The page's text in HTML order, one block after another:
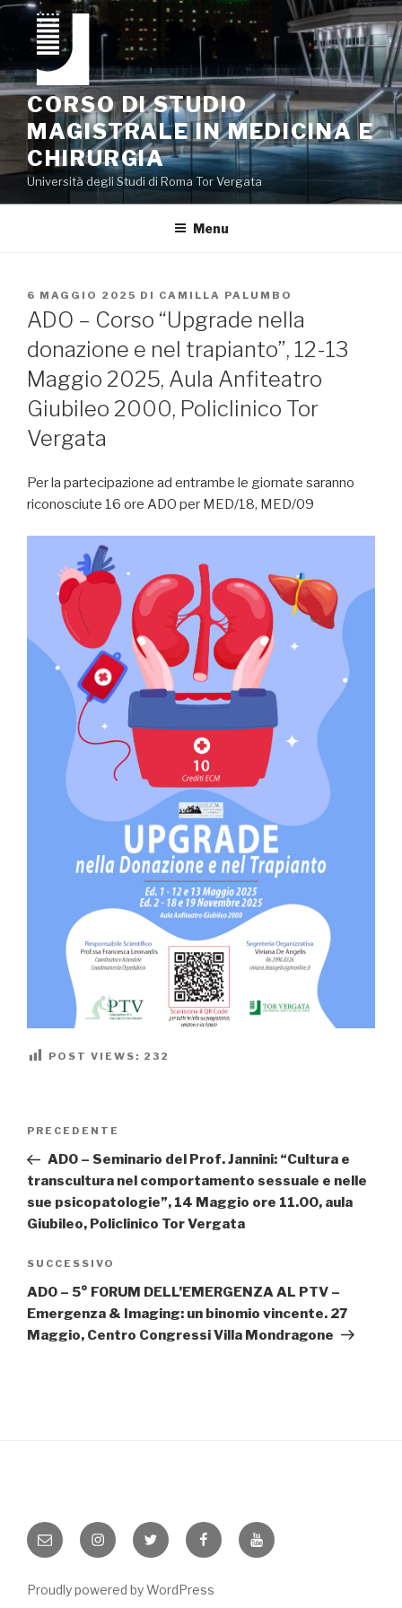
Salta
contenuto
CORSO DI STUDIO
MAGISTRALE IN MEDICINA E
CHIRURGIA
Università degli Studi di Roma Tor Vergata
Menu
PUBBLICATO
IL
6 MAGGIO 2025 DI CAMILLA PALUMBO
ADO – Corso “Upgrade nella
donazione e nel trapianto”, 12-13
Maggio 2025, Aula Anfiteatro
Giubileo 2000, Policlinico Tor
Vergata
Per la partecipazione ad entrambe le giornate saranno
riconosciute 16 ore ADO per MED/18, MED/09
POST VIEWS: 232
Articolo
precedente:
PRECEDENTE
ADO – Seminario del Prof. Jannini: “Cultura e
transcultura nel comportamento sessuale e nelle
sue psicopatologie”, 14 Maggio ore 11.00, aula
Giubileo, Policlinico Tor Vergata
Articolo
successivo
SUCCESSIVO
ADO – 5° FORUM DELL’EMERGENZA AL PTV –
Emergenza & Imaging: un binomio vincente. 27
Maggio, Centro Congressi Villa Mondragone
Email InstagramTwitter FacebookYouTube
Proudly powered by WordPress